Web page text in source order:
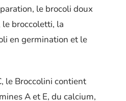
le brocoli doux
broccoletti, la
en germination et le
le Broccolini contient
A et E, du calcium,